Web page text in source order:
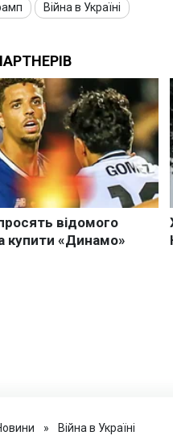
Війна в Україні
» Війна в Україні